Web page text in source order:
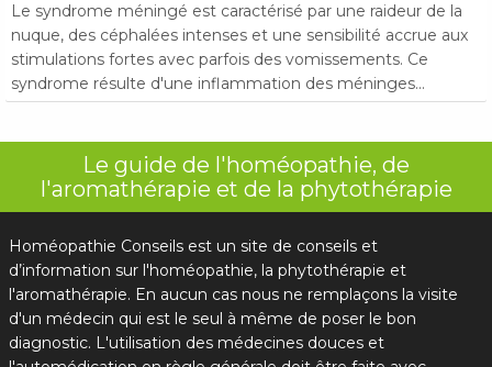
Le syndrome méningé est caractérisé par une raideur de la
nuque, des céphalées intenses et une sensibilité accrue aux
stimulations fortes avec parfois des vomissements. Ce
syndrome résulte d'une inflammation des méninges...
Le guide de l'homéopathie, de
l'aromathérapie et de la phytothérapie
Homéopathie Conseils est un site de conseils et
d’information sur l'homéopathie, la phytothérapie et
l'aromathérapie. En aucun cas nous ne remplaçons la visite
d'un médecin qui est le seul à même de poser le bon
diagnostic. L'utilisation des médecines douces et